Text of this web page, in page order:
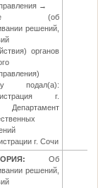
→
(об
решений,
органов
подал(а):
г.
Департамент
г. Сочи
Об
решений,